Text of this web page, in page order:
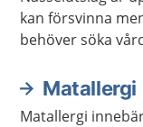
kan försvinna
behöver söka
Matallergi
Matallergi